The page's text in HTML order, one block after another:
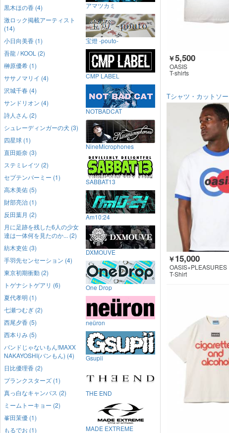
￥5,500
OASIS
T-shirts
Tシャツ・カットソー
￥15,000
OASIS×PLEASURES
T-Shirt
黒木ほの香 (4)
激ロック掲載アーティスト
(14)
小日向美香 (1)
吾龍 / KOOL (2)
榊原優希 (1)
ササノマリイ (4)
沢城千春 (4)
サンドリオン (4)
詩人さん (2)
シュレーディンガーの犬 (3)
四星球 (1)
直田姫奈 (3)
ステミレイツ (2)
セプテンバーミー (1)
高木美佑 (5)
財部亮治 (1)
反田葉月 (2)
月に足跡を残した6人の少女
達は一体何を見たのか... (2)
紡木吏佐 (3)
手羽先センセーション (4)
東京初期衝動 (2)
トゲナシトゲアリ (6)
夏代孝明 (1)
七瀬つむぎ (2)
西尾夕香 (5)
西本りみ (5)
バンドじゃないもん!MAXX
NAKAYOSHI(バンもん) (4)
日比優理香 (2)
プランクスターズ (1)
真っ白なキャンバス (2)
ミームトーキョー (2)
峯田茉優 (1)
もるでお (1)
アマツカミ
宝燈 -pouto-
CMP LABEL
NOTBADCAT
NineMicrophones
SABBAT13
Am10:24
DXMOUVE
One Drop
neüron
Gsupii
THE END
MADE EXTREME